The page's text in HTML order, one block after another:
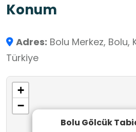
bulunmaktadır. Göl ve etrafı
koruma altına alınmıştır.
bu göl çevresine araçla
Konum
Adres: Bolu Merkez, Bolu,
Türkiye
Bolu Gölcük
+
−